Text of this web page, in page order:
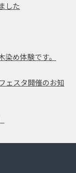
した
め体験です。
ェスタ開催のお知